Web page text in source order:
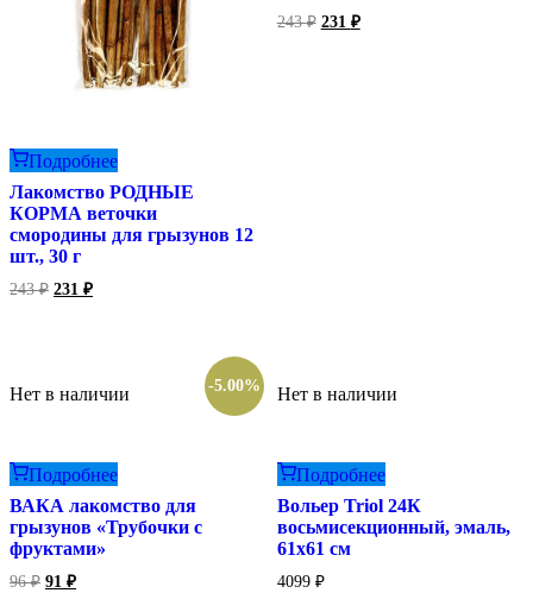
Подробнее
Лакомство РОДНЫЕ
КОРМА веточки
смородины для грызунов 12
шт., 30 г
243₽ Первоначальная
231 ₽Текущая
243₽ Первоначальная
цена
231 ₽Текущая
цена:
Нет в наличии
Подробнее
-5.00%
ВАКА лакомство для
грызунов «Трубочки с
фруктами»
96₽ Первоначальная
91 ₽Текущая
Нет в наличии
Подробнее
Вольер Triol 24К
восьмисекционный, эмаль,
61х61 см
4099 ₽